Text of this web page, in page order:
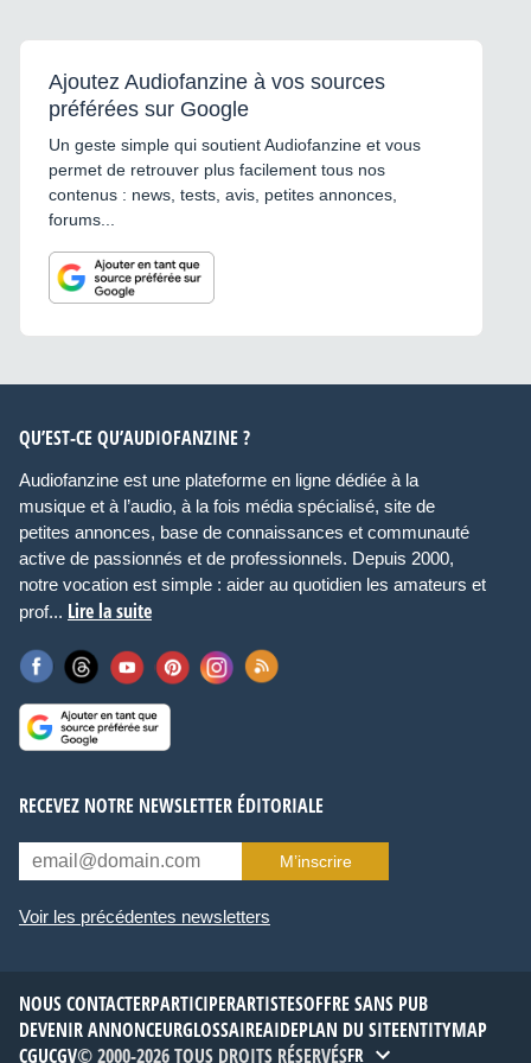
Ajoutez Audiofanzine à vos sources
préférées sur Google
Un geste simple qui soutient Audiofanzine et vous
permet de retrouver plus facilement tous nos
contenus : news, tests, avis, petites annonces,
forums...
QU’EST-CE QU’AUDIOFANZINE ?
Audiofanzine est une plateforme en ligne dédiée à la
musique et à l’audio, à la fois média spécialisé, site de
petites annonces, base de connaissances et communauté
active de passionnés et de professionnels. Depuis 2000,
notre vocation est simple : aider au quotidien les amateurs et
prof... Lire la suite
RECEVEZ NOTRE NEWSLETTER ÉDITORIALE
M’inscrire
Voir les précédentes newsletters
NOUS CONTACTERPARTICIPERARTISTESOFFRE SANS PUB
DEVENIR ANNONCEURGLOSSAIREAIDEPLAN DU SITEENTITYMAP
CGUCGV© 2000-2026 TOUS DROITS RÉSERVÉSFR